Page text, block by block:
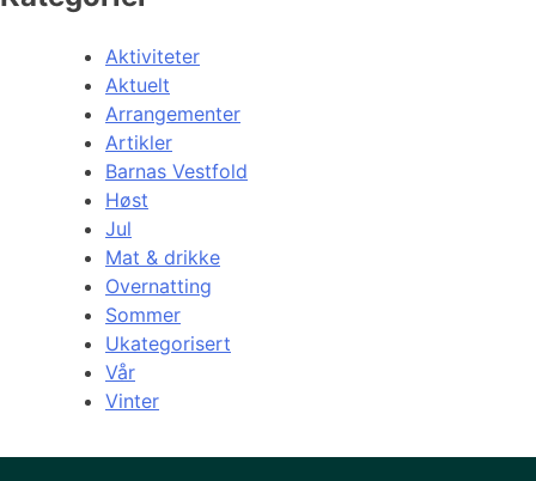
Aktiviteter
Aktuelt
Arrangementer
Artikler
Barnas Vestfold
Høst
Jul
Mat & drikke
Overnatting
Sommer
Ukategorisert
Vår
Vinter